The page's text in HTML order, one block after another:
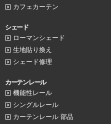
カフェカーテン
シェード
ローマンシェード
生地貼り換え
シェード修理
カーテンレール
機能性レール
シングルレール
カーテンレール 部品